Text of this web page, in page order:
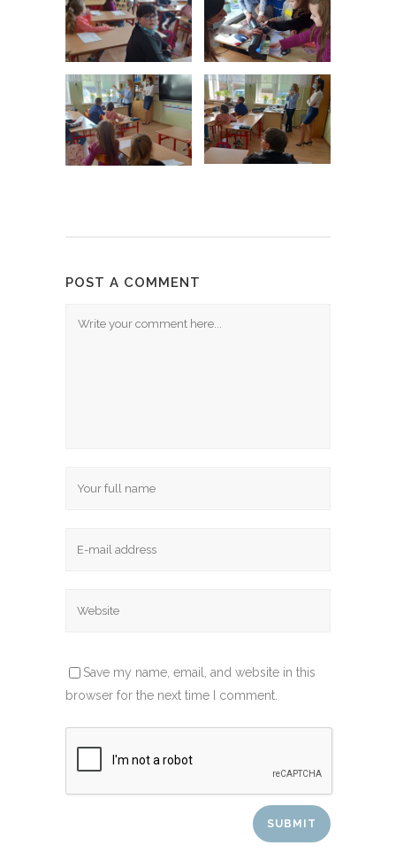
POST A COMMENT
Save my name, email, and website in this
browser for the next time I comment.